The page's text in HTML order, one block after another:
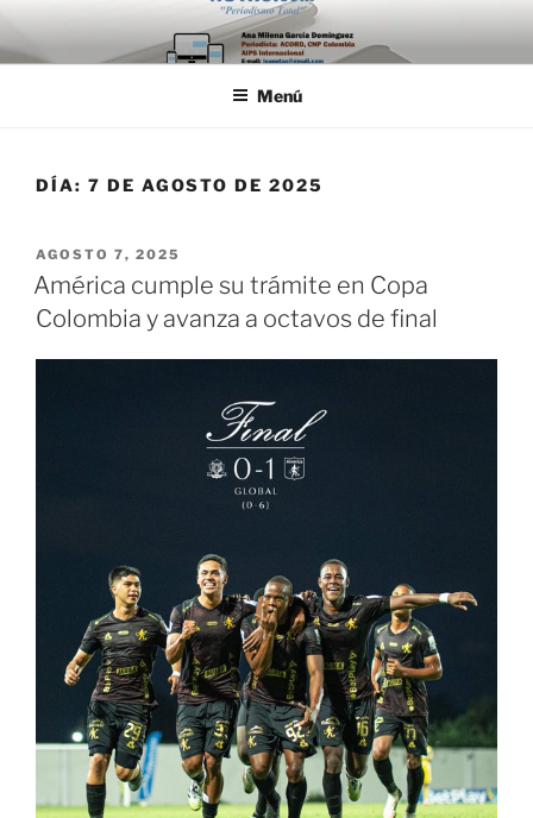
Saltar
al
contenido
Menú
DÍA: 7 DE AGOSTO DE 2025
PUBLICADO
EL
AGOSTO 7, 2025
América cumple su trámite en Copa
Colombia y avanza a octavos de final